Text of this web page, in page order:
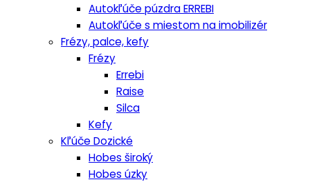
Autokľúče púzdra ERREBI
Autokľúče s miestom na imobilizér
Frézy, palce, kefy
Frézy
Errebi
Raise
Silca
Kefy
Kľúče Dozické
Hobes široký
Hobes úzky